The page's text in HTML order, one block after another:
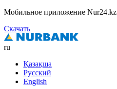
Мобильное приложение Nur24.kz
Скачать
ru
Қазақша
Русский
English